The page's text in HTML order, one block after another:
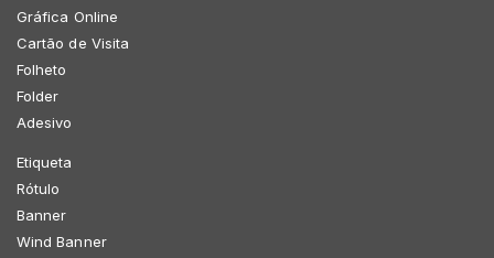
Gráfica Online
Cartão de Visita
Folheto
Folder
Adesivo
Etiqueta
Rótulo
Banner
Wind Banner